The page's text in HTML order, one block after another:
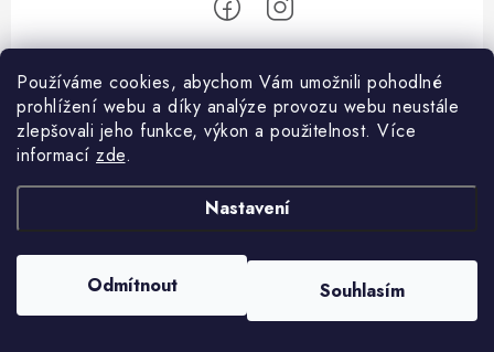
Používáme cookies, abychom Vám umožnili pohodlné
prohlížení webu a díky analýze provozu webu neustále
zlepšovali jeho funkce, výkon a použitelnost. Více
informací zde.
Nastavení
Odmítnout Souhlasím
Z
Facebook
Jak reklamovat či vrátit zboží
cookies